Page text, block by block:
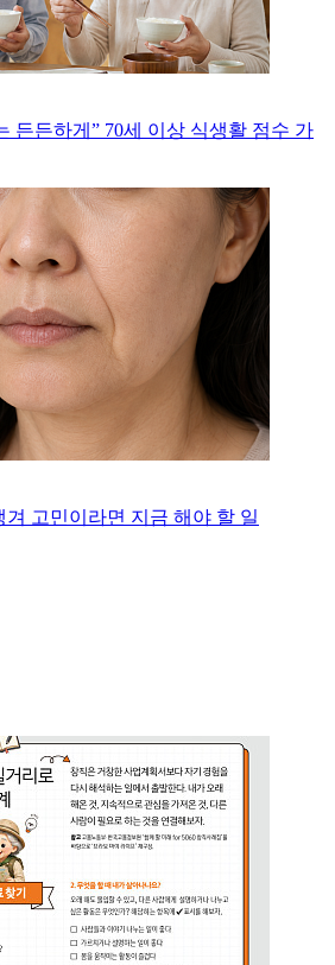
든든하게” 70세 이상 식생활 점수 가
겨 고민이라면 지금 해야 할 일